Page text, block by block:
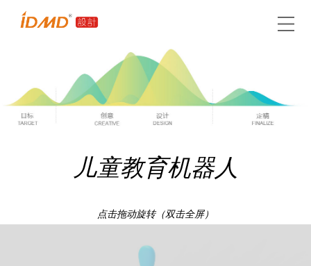
儿童教育机器人
点击拖动旋转（双击全屏）